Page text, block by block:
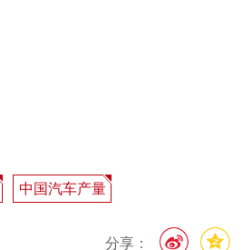
中国汽车产量
分享：